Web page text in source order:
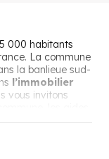
000 habitants
La commune
la banlieue sud-
l’immobilier
vous invitons
le pas de
aussi les